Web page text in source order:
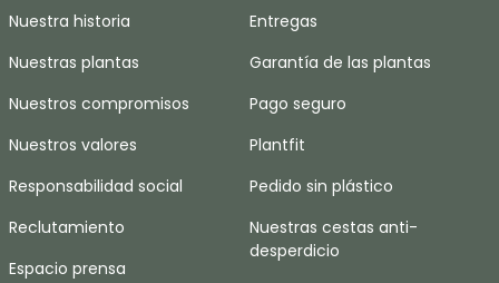
Nuestra historia
Nuestras plantas
Nuestros compromisos
Nuestros valores
Responsabilidad social
Reclutamiento
Espacio prensa
Entregas
Garantía de las plantas
Pago seguro
Plantfit
Pedido sin plástico
Nuestras cestas anti-
desperdicio